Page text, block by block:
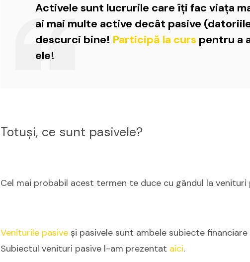
Activele sunt lucrurile care îți fac viața
ai mai multe active decât pasive
descurci bine! Participă la curs pentru a
ele!
Totuși, ce sunt pasivele?
Cel mai probabil acest termen te duce cu gândul la venituri
Veniturile pasiveși pasivele sunt ambele subiecte
Subiectul venituri pasive l-am prezentat aici.